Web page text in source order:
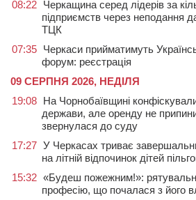
08:22 Черкащина серед лідерів за
підприємств через неподання
ТЦК
07:35 Черкаси прийматимуть
форум: реєстрація
09 СЕРПНЯ 2026, НЕДІЛЯ
19:08 На Чорнобаївщині
держави, але оренду не
звернулася до суду
17:27 У Черкасах триває
на літній відпочинок дітей
15:32 «Будеш пожежним!»:
професію, що почалася з його